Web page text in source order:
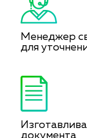
Менеджер
для
документа